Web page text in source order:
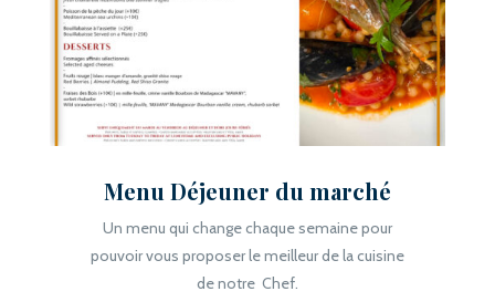
Menu Déjeuner du marché
Un menu qui change chaque semaine pour
pouvoir vous proposer le meilleur de la cuisine
de notre Chef.